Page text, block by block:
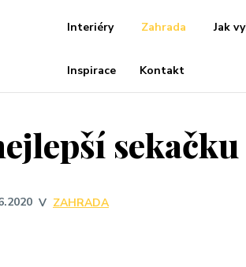
Interiéry Zahrada Jak
Inspirace Kontakt
V ZAHRADA